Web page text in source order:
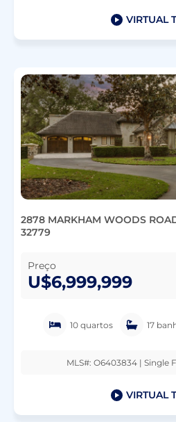
VIRTUAL
2878 MARKHAM WOODS
32779
Preço
U$6,999,999
10 quartos 17
MLS#: O6403834 | Single
VIRTUAL